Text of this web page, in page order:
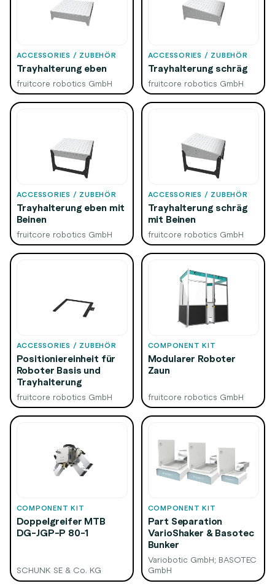
ACCESSORIES / ZUBEHÖR
Trayhalterung eben
fruitcore robotics GmbH
ACCESSORIES / ZUBEHÖR
Trayhalterung schräg
fruitcore robotics GmbH
ACCESSORIES / ZUBEHÖR
Trayhalterung eben mit
Beinen
fruitcore robotics GmbH
ACCESSORIES / ZUBEHÖR
Trayhalterung schräg
mit Beinen
fruitcore robotics GmbH
ACCESSORIES / ZUBEHÖR
Positioniereinheit für
Roboter Basis und
Trayhalterung
fruitcore robotics GmbH
COMPONENT KIT
Modularer Roboter
Zaun
fruitcore robotics GmbH
COMPONENT KIT
Doppelgreifer MTB
DG-JGP-P 80-1
SCHUNK SE & Co. KG
COMPONENT KIT
Part Separation
VarioShaker & Basotec
Bunker
Variobotic GmbH; BASOTEC
GmbH